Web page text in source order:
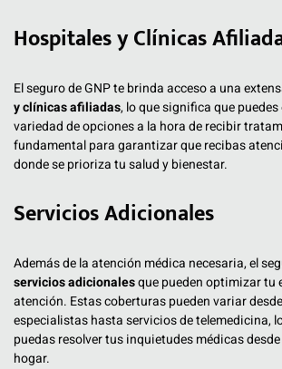
Hospitales y Clínicas
El seguro de GNP te brinda acceso a una
y clínicas afiliadas, lo que significa que
variedad de opciones a la hora de recibir
fundamental para garantizar que recibas
donde se prioriza tu salud y bienestar.
Servicios Adicionales
Además de la atención médica necesaria, el
servicios adicionalesque pueden optimizar tu
atención. Estas coberturas pueden variar
especialistas hasta servicios de telemedicina,
puedas resolver tus inquietudes médicas
hogar.